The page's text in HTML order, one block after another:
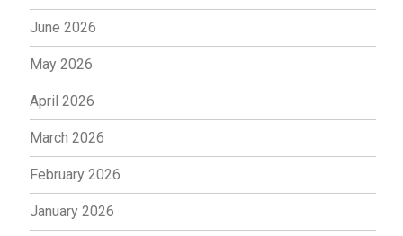
June 2026
May 2026
April 2026
March 2026
February 2026
January 2026